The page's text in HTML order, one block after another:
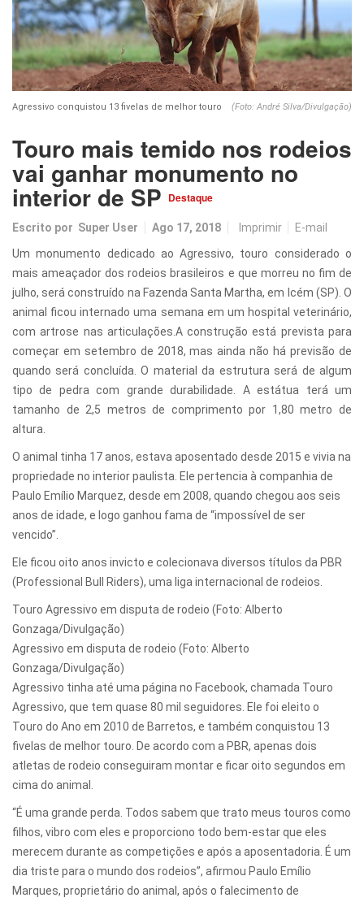
Agressivo conquistou 13 fivelas de melhor touro (Foto: André Silva/Divulgação)
Touro mais temido nos rodeios
vai ganhar monumento no
interior de SP Destaque
Escrito por Super User Ago 17, 2018 Imprimir E-mail
Um monumento dedicado ao Agressivo, touro considerado o
mais ameaçador dos rodeios brasileiros e que morreu no fim de
julho, será construído na Fazenda Santa Martha, em Icém (SP). O
animal ficou internado uma semana em um hospital veterinário,
com artrose nas articulações.A construção está prevista para
começar em setembro de 2018, mas ainda não há previsão de
quando será concluída. O material da estrutura será de algum
tipo de pedra com grande durabilidade. A estátua terá um
tamanho de 2,5 metros de comprimento por 1,80 metro de
altura.
O animal tinha 17 anos, estava aposentado desde 2015 e vivia na
propriedade no interior paulista. Ele pertencia à companhia de
Paulo Emílio Marquez, desde em 2008, quando chegou aos seis
anos de idade, e logo ganhou fama de “impossível de ser
vencido”.
Ele ficou oito anos invicto e colecionava diversos títulos da PBR
(Professional Bull Riders), uma liga internacional de rodeios.
Touro Agressivo em disputa de rodeio (Foto: Alberto
Gonzaga/Divulgação)
Agressivo em disputa de rodeio (Foto: Alberto
Gonzaga/Divulgação)
Agressivo tinha até uma página no Facebook, chamada Touro
Agressivo, que tem quase 80 mil seguidores. Ele foi eleito o
Touro do Ano em 2010 de Barretos, e também conquistou 13
fivelas de melhor touro. De acordo com a PBR, apenas dois
atletas de rodeio conseguiram montar e ficar oito segundos em
cima do animal.
“É uma grande perda. Todos sabem que trato meus touros como
filhos, vibro com eles e proporciono todo bem-estar que eles
merecem durante as competições e após a aposentadoria. É um
dia triste para o mundo dos rodeios”, afirmou Paulo Emílio
Marques, proprietário do animal, após o falecimento de